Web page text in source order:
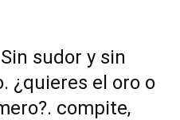
sudor y sin
¿quieres el oro o
compite,